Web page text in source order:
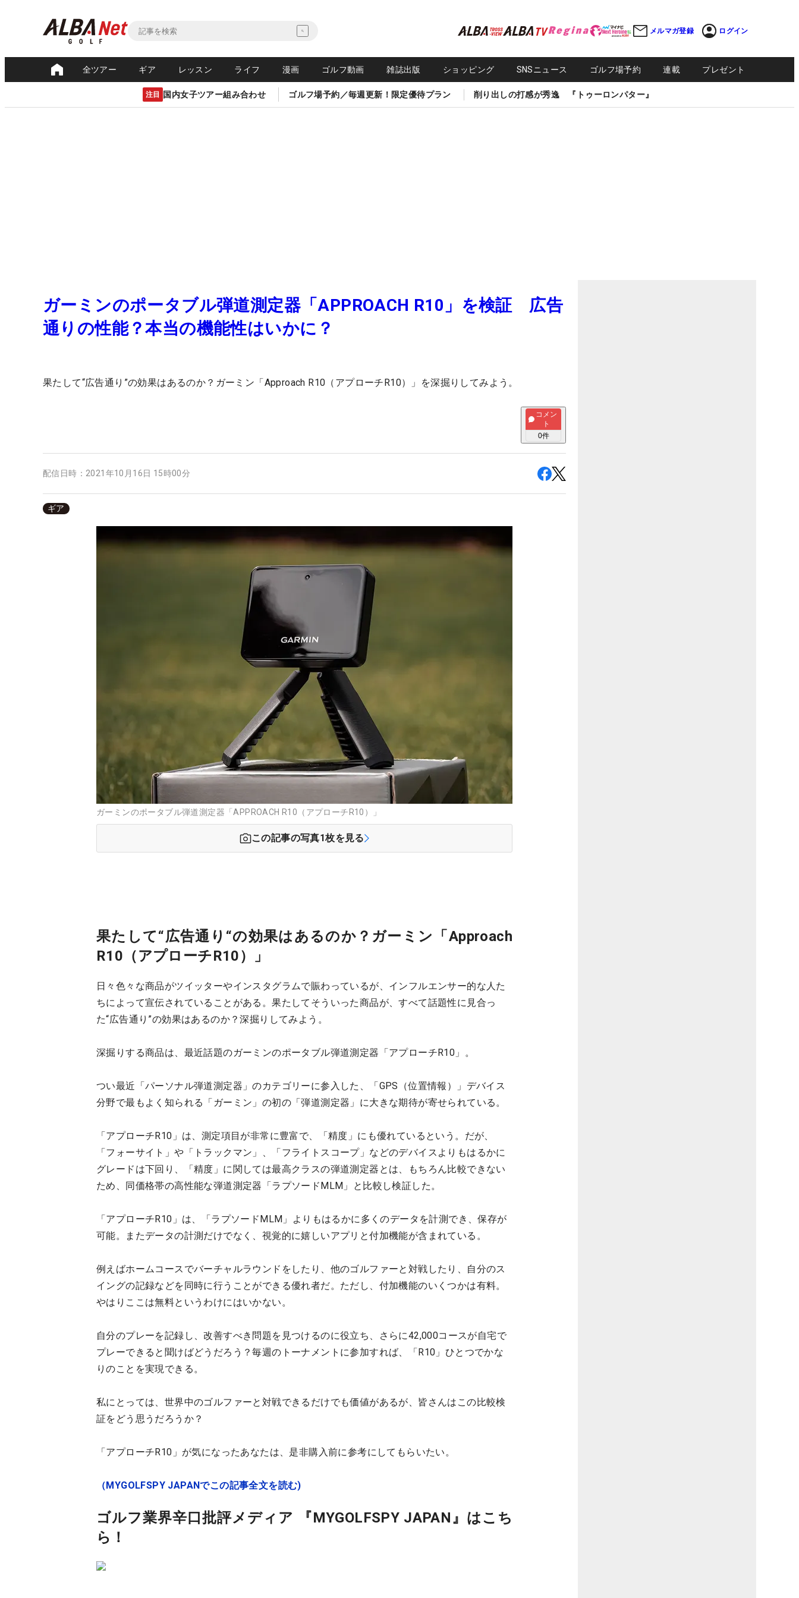
メルマガ登録 ログイン
全ツアー ギア レッスン ライフ 漫画 ゴルフ動画 雑誌出版 ショッピング SNSニュース ゴルフ場予約 連載 プレゼント
注目 国内女子ツアー組み合わせ ゴルフ場予約／毎週更新！限定優待プラン 削り出しの打感が秀逸 『トゥーロンパター』
ガーミンのポータブル弾道測定器「APPROACH R10」を検証 広告
通りの性能？本当の機能性はいかに？
果たして“広告通り”の効果はあるのか？ガーミン「Approach R10（アプローチR10）」を深掘りしてみよう。
コメン
ト
0件
配信日時： 2021年10月16日 15時00分
ギア
ガーミンのポータブル弾道測定器「APPROACH R10（アプローチR10）」
この記事の写真1枚を見る
果たして“広告通り“の効果はあるのか？ガーミン「Approach
R10（アプローチR10）」
日々色々な商品がツイッターやインスタグラムで賑わっているが、インフルエンサー的な人た
ちによって宣伝されていることがある。果たしてそういった商品が、すべて話題性に見合っ
た“広告通り”の効果はあるのか？深掘りしてみよう。
深掘りする商品は、最近話題のガーミンのポータブル弾道測定器「アプローチR10」。
つい最近「パーソナル弾道測定器」のカテゴリーに参入した、「GPS（位置情報）」デバイス
分野で最もよく知られる「ガーミン」の初の「弾道測定器」に大きな期待が寄せられている。
「アプローチR10」は、測定項目が非常に豊富で、「精度」にも優れているという。だが、
「フォーサイト」や「トラックマン」、「フライトスコープ」などのデバイスよりもはるかに
グレードは下回り、「精度」に関しては最高クラスの弾道測定器とは、もちろん比較できない
ため、同価格帯の高性能な弾道測定器「ラプソードMLM」と比較し検証した。
「アプローチR10」は、「ラプソードMLM」よりもはるかに多くのデータを計測でき、保存が
可能。またデータの計測だけでなく、視覚的に嬉しいアプリと付加機能が含まれている。
例えばホームコースでバーチャルラウンドをしたり、他のゴルファーと対戦したり、自分のス
イングの記録などを同時に行うことができる優れ者だ。ただし、付加機能のいくつかは有料。
やはりここは無料というわけにはいかない。
自分のプレーを記録し、改善すべき問題を見つけるのに役立ち、さらに42,000コースが自宅で
プレーできると聞けばどうだろう？毎週のトーナメントに参加すれば、「R10」ひとつでかな
りのことを実現できる。
私にとっては、世界中のゴルファーと対戦できるだけでも価値があるが、皆さんはこの比較検
証をどう思うだろうか？
「アプローチR10」が気になったあなたは、是非購入前に参考にしてもらいたい。
（MYGOLFSPY JAPANでこの記事全文を読む)
ゴルフ業界辛口批評メディア 『MYGOLFSPY JAPAN』はこち
ら！